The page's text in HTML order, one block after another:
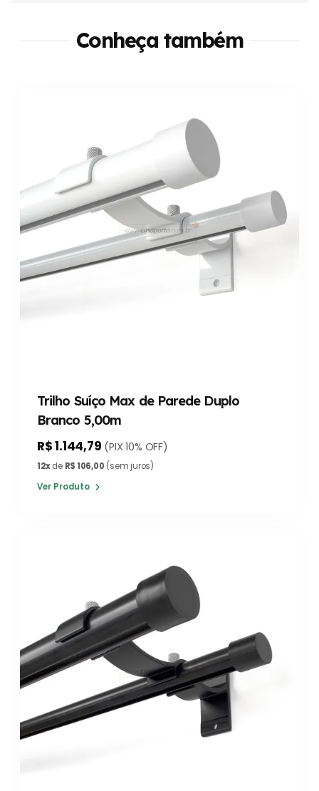
Conheça também
Trilho Suíço Max de Parede Duplo
Branco 5,00m
R$ 1.144,79 (PIX 10% OFF)
12xde R$ 106,00 (sem juros)
Ver Produto